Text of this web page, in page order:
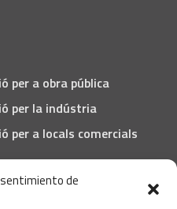
de
per a obra pública
per la indústria
per a locals comercials
per a particulars